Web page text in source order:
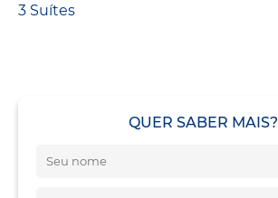
3 Suítes
QUER SABER MAIS?